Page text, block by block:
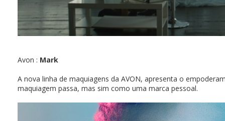
Avon : Mark
A nova linha de maquiagens da AVON, apresenta o
maquiagem passa, mas sim como uma marca pessoal.